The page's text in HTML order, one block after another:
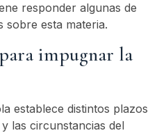
responder algunas de
sobre esta materia.
impugnar la
establece distintos plazos
las circunstancias del